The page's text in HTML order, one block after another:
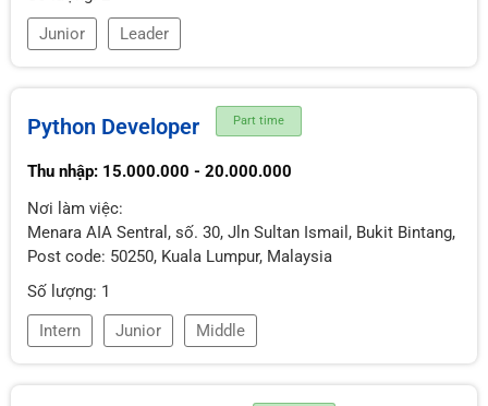
Junior
Leader
Python Developer Part time
Thu nhập: 15.000.000 - 20.000.000
Nơi làm việc:
Menara AIA Sentral, số. 30, Jln Sultan Ismail, Bukit Bintang,
Post code: 50250, Kuala Lumpur, Malaysia
Số lượng: 1
Intern
Junior Middle